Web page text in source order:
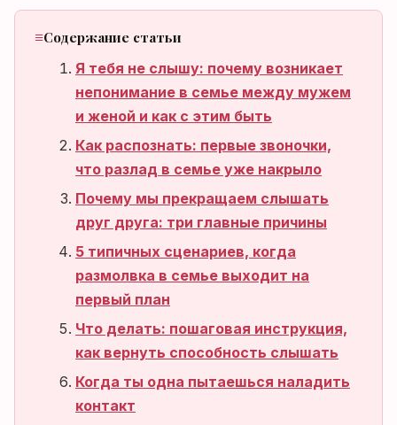
Содержание статьи
Я тебя не слышу: почему возникает
непонимание в семье между мужем
и женой и как с этим быть
Как распознать: первые звоночки,
что разлад в семье уже накрыло
Почему мы прекращаем слышать
друг друга: три главные причины
5 типичных сценариев, когда
размолвка в семье выходит на
первый план
Что делать: пошаговая инструкция,
как вернуть способность слышать
Когда ты одна пытаешься наладить
контакт